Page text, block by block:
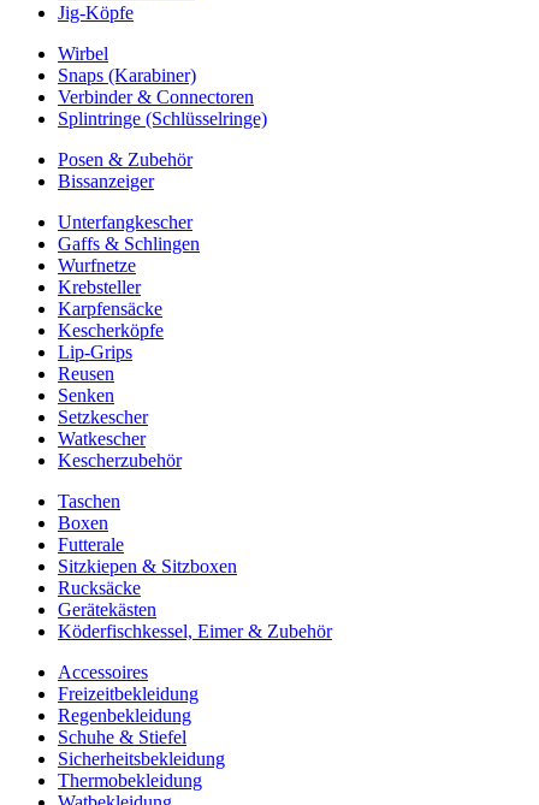
Jig-Köpfe
Wirbel
Snaps (Karabiner)
Verbinder & Connectoren
Splintringe (Schlüsselringe)
Posen & Zubehör
Bissanzeiger
Unterfangkescher
Gaffs & Schlingen
Wurfnetze
Krebsteller
Karpfensäcke
Kescherköpfe
Lip-Grips
Reusen
Senken
Setzkescher
Watkescher
Kescherzubehör
Taschen
Boxen
Futterale
Sitzkiepen & Sitzboxen
Rucksäcke
Gerätekästen
Köderfischkessel, Eimer & Zubehör
Accessoires
Freizeitbekleidung
Regenbekleidung
Schuhe & Stiefel
Sicherheitsbekleidung
Thermobekleidung